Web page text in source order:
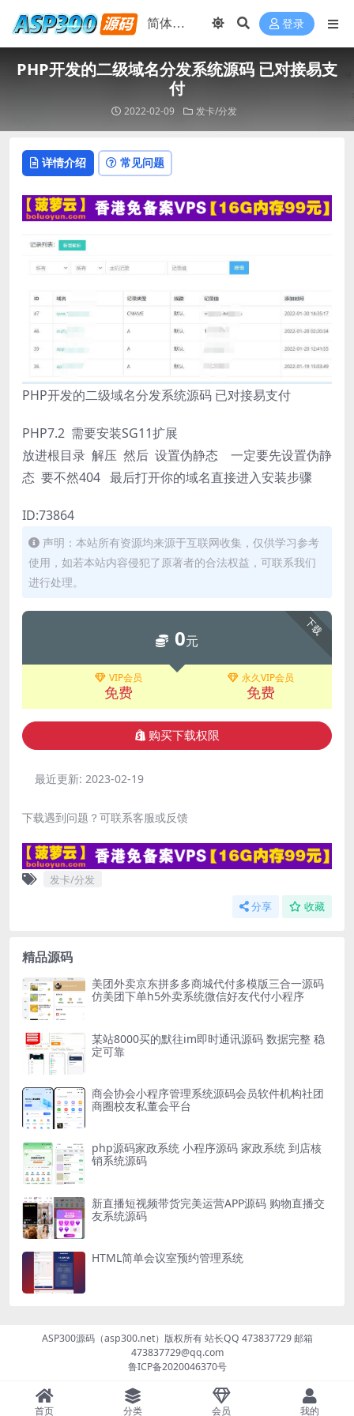
登录
PHP开发的二级域名分发系统源码 已对接易支
付
2022-02-09 发卡/分发
详情介绍 常见问题
PHP开发的二级域名分发系统源码 已对接易支付
PHP7.2 需要安装SG11扩展
放进根目录 解压 然后 设置伪静态 一定要先设置伪静
态 要不然404 最后打开你的域名直接进入安装步骤
ID:73864
声明：本站所有资源均来源于互联网收集，仅供学习参考
使用，如若本站内容侵犯了原著者的合法权益，可联系我们
进行处理。
下载
0元
VIP会员
免费
永久VIP会员
免费
购买下载权限
最近更新: 2023-02-19
下载遇到问题？可联系客服或反馈
发卡/分发
分享 收藏
精品源码
美团外卖京东拼多多商城代付多模版三合一源码
仿美团下单h5外卖系统微信好友代付小程序
某站8000买的默往im即时通讯源码 数据完整 稳
定可靠
商会协会小程序管理系统源码会员软件机构社团
商圈校友私董会平台
php源码家政系统 小程序源码 家政系统 到店核
销系统源码
新直播短视频带货完美运营APP源码 购物直播交
友系统源码
HTML简单会议室预约管理系统
ASP300源码（asp300.net）版权所有 站长QQ 473837729 邮箱
473837729@qq.com
鲁ICP备2020046370号
首页 分类 会员 我的